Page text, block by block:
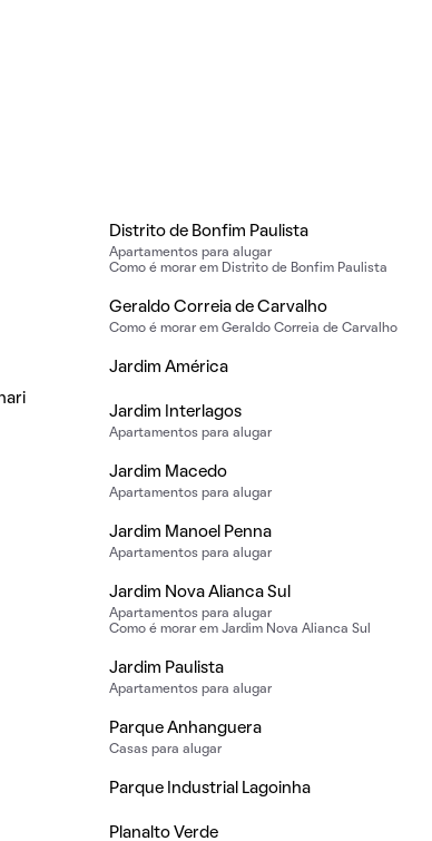
Distrito de Bonfim Paulista
Apartamentos para alugar
Como é morar em Distrito de Bonfim Paulista
Geraldo Correia de Carvalho
Como é morar em Geraldo Correia de Carvalho
Jardim América
Jardim Interlagos
Apartamentos para alugar
Jardim Macedo
Apartamentos para alugar
Jardim Manoel Penna
Apartamentos para alugar
Jardim Nova Alianca Sul
Apartamentos para alugar
Como é morar em Jardim Nova Alianca Sul
Jardim Paulista
Apartamentos para alugar
Parque Anhanguera
Casas para alugar
Parque Industrial Lagoinha
Planalto Verde